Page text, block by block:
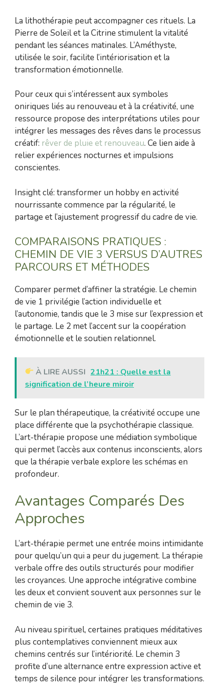
La lithothérapie peut accompagner ces rituels. La
Pierre de Soleil et la Citrine stimulent la vitalité
pendant les séances matinales. L’Améthyste,
utilisée le soir, facilite l’intériorisation et la
transformation émotionnelle.
Pour ceux qui s’intéressent aux symboles
oniriques liés au renouveau et à la créativité, une
ressource propose des interprétations utiles pour
intégrer les messages des rêves dans le processus
créatif: rêver de pluie et renouveau. Ce lien aide à
relier expériences nocturnes et impulsions
conscientes.
Insight clé: transformer un hobby en activité
nourrissante commence par la régularité, le
partage et l’ajustement progressif du cadre de vie.
COMPARAISONS PRATIQUES :
CHEMIN DE VIE 3 VERSUS D’AUTRES
PARCOURS ET MÉTHODES
Comparer permet d’affiner la stratégie. Le chemin
de vie 1 privilégie l’action individuelle et
l’autonomie, tandis que le 3 mise sur l’expression et
le partage. Le 2 met l’accent sur la coopération
émotionnelle et le soutien relationnel.
À LIRE AUSSI 21h21 : Quelle est la
signification de l’heure miroir
Sur le plan thérapeutique, la créativité occupe une
place différente que la psychothérapie classique.
L’art-thérapie propose une médiation symbolique
qui permet l’accès aux contenus inconscients, alors
que la thérapie verbale explore les schémas en
profondeur.
Avantages Comparés Des
Approches
L’art-thérapie permet une entrée moins intimidante
pour quelqu’un qui a peur du jugement. La thérapie
verbale offre des outils structurés pour modifier
les croyances. Une approche intégrative combine
les deux et convient souvent aux personnes sur le
chemin de vie 3.
Au niveau spirituel, certaines pratiques méditatives
plus contemplatives conviennent mieux aux
chemins centrés sur l’intériorité. Le chemin 3
profite d’une alternance entre expression active et
temps de silence pour intégrer les transformations.